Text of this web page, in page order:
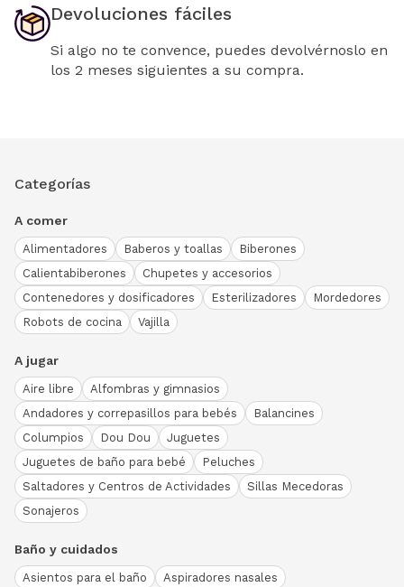
Devoluciones fáciles
Si algo no te convence, puedes devolvérnoslo en
los 2 meses siguientes a su compra.
Categorías
A comer
Alimentadores Baberos y toallas
Biberones
Calientabiberones
Chupetes y accesorios
Contenedores y dosificadores
Esterilizadores
Mordedores
Robots de cocina
Vajilla
A jugar
Aire libre
Alfombras y gimnasios
Andadores y correpasillos para bebés
Balancines
Columpios
Dou Dou
Juguetes
Juguetes de baño para bebé
Peluches
Saltadores y Centros de Actividades
Sillas Mecedoras
Sonajeros
Baño y cuidados
Asientos para el baño
Aspiradores nasales